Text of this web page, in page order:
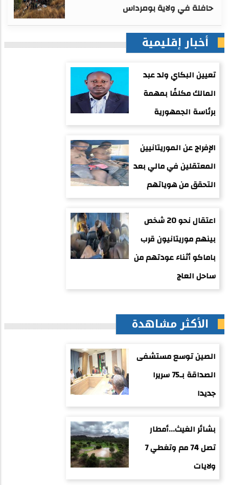
حافلة في ولاية بومرداس
أخبار إقليمية
تعيين البكاي ولد عبد
المالك مكلفًا بمهمة
برئاسة الجمهورية
الإفراج عن الموريتانيين
المعتقلين في مالي بعد
التحقق من هوياتهم
اعتقال نحو 20 شخص
بينهم موريتانيون قرب
باماكو أثناء عودتهم من
ساحل العاج
الأكثر مشاهدة
الصين توسع مستشفى
الصداقة بـ75 سريرا
جديدا
بشائر الغيث...أمطار
تصل 74 مم وتغطي 7
ولايات